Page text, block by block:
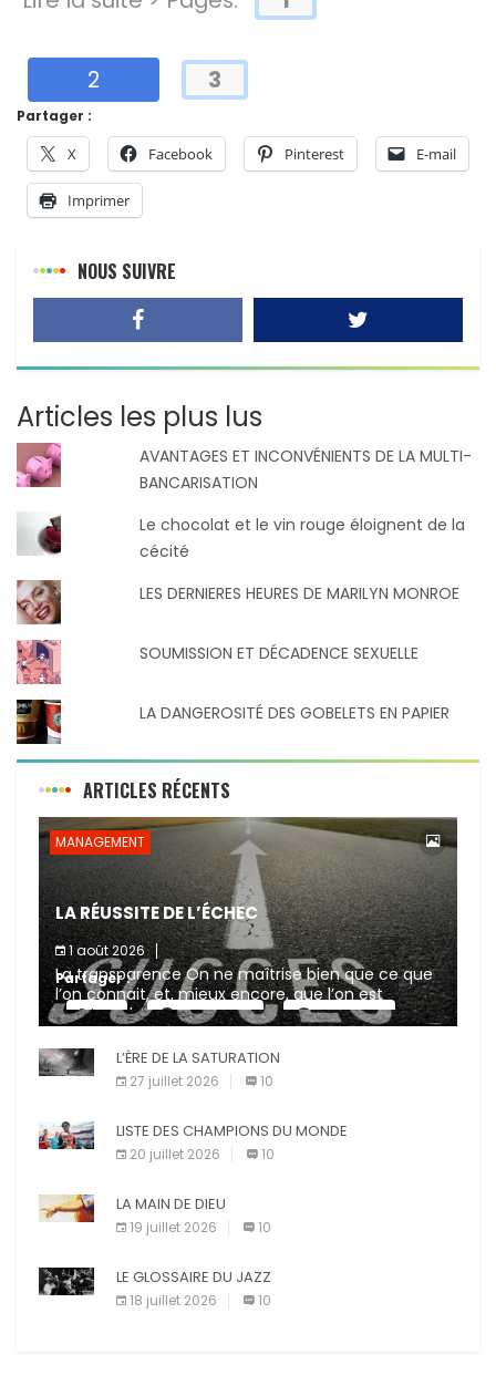
Partager :
X Facebook Pinterest E-mail
Imprimer
2 3
NOUS SUIVRE
Articles les plus lus
AVANTAGES ET INCONVÉNIENTS DE LA MULTI-
BANCARISATION
Le chocolat et le vin rouge éloignent de la
cécité
LES DERNIERES HEURES DE MARILYN MONROE
SOUMISSION ET DÉCADENCE SEXUELLE
LA DANGEROSITÉ DES GOBELETS EN PAPIER
ARTICLES RÉCENTS
MANAGEMENT
LA RÉUSSITE DE L’ÉCHEC
1 août 2026
La transparence On ne maîtrise bien que ce que
l’on connait, et, mieux encore, que l’on est
capable de mesurer. Les organisations qui ne
permettent pas […]
Partager :
X Facebook Pinterest
E-mail Imprimer
L’ÈRE DE LA SATURATION
27 juillet 2026 10
LISTE DES CHAMPIONS DU MONDE
20 juillet 2026 10
LA MAIN DE DIEU
19 juillet 2026 10
LE GLOSSAIRE DU JAZZ
18 juillet 2026 10